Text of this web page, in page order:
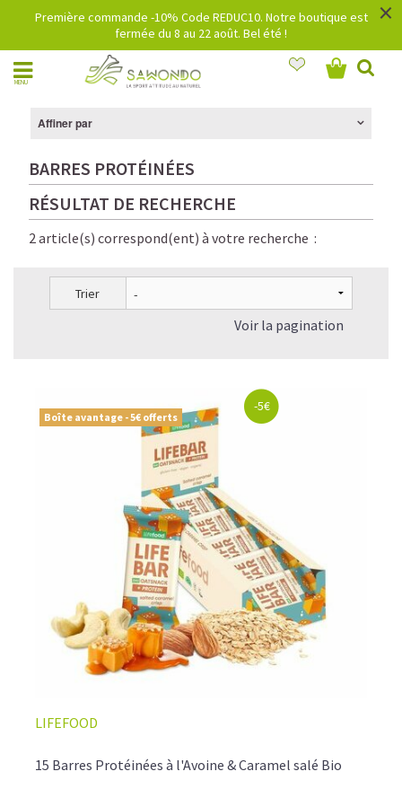
Première commande -10% Code REDUC10. Notre boutique est
fermée du 8 au 22 août. Bel été !
×
MENU
Affiner par
BARRES PROTÉINÉES
RÉSULTAT DE RECHERCHE
2 article(s) correspond(ent) à votre recherche :
Trier
Voir la pagination
Boîte avantage - 5€ offerts
-5€
LIFEFOOD
15 Barres Protéinées à l'Avoine & Caramel salé Bio